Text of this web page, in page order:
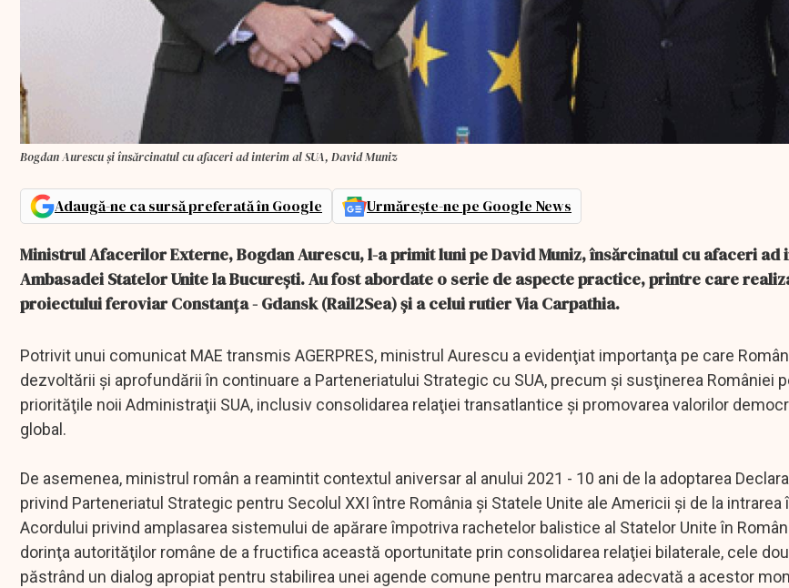
Bogdan Aurescu și însărcinatul cu afaceri ad interim al SUA, David Muniz
Adaugă-ne ca sursă preferată în Google Urmărește-ne pe Google News
Ministrul Afacerilor Externe, Bogdan Aurescu, l-a primit luni pe David Muniz, însărcinatul cu afaceri ad
Ambasadei Statelor Unite la Bucureşti. Au fost abordate o serie de aspecte practice, printre care
proiectului feroviar Constanţa - Gdansk (Rail2Sea) şi a celui rutier Via Carpathia.
Potrivit unui comunicat MAE transmis AGERPRES, ministrul Aurescu a evidenţiat importanţa pe care
dezvoltării şi aprofundării în continuare a Parteneriatului Strategic cu SUA, precum şi susţinerea României
priorităţile noii Administraţii SUA, inclusiv consolidarea relaţiei transatlantice şi promovarea valorilor
global.
De asemenea, ministrul român a reamintit contextul aniversar al anului 2021 - 10 ani de la adoptarea
privind Parteneriatul Strategic pentru Secolul XXI între România şi Statele Unite ale Americii şi de la intrarea
Acordului privind amplasarea sistemului de apărare împotriva rachetelor balistice al Statelor Unite în
dorinţa autorităţilor române de a fructifica această oportunitate prin consolidarea relaţiei bilaterale, cele
păstrând un dialog apropiat pentru stabilirea unei agende comune pentru marcarea adecvată a acestor